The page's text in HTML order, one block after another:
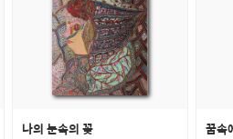
나의 눈속의 꽃 꿈속